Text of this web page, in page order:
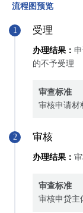
流程图预览
1 受理
办理结果：
的不予受理
审查标准
审核申请材
2 审核
办理结果：
审查标准
审核申贷主